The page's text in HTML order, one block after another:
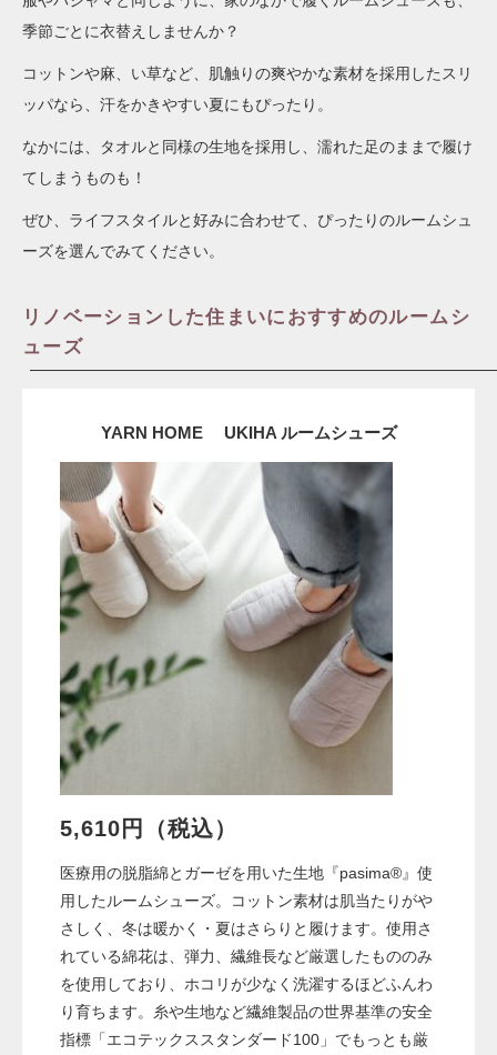
季節ごとに衣替えしませんか？
コットンや麻、い草など、肌触りの爽やかな素材を採用したスリ
ッパなら、汗をかきやすい夏にもぴったり。
なかには、タオルと同様の生地を採用し、濡れた足のままで履け
てしまうものも！
ぜひ、ライフスタイルと好みに合わせて、ぴったりのルームシュ
ーズを選んでみてください。
リノベーションした住まいにおすすめのルームシ
ューズ
YARN HOME UKIHA ルームシューズ
5,610円（税込）
医療用の脱脂綿とガーゼを用いた生地『pasima®』使
用したルームシューズ。コットン素材は肌当たりがや
さしく、冬は暖かく・夏はさらりと履けます。使用さ
れている綿花は、弾力、繊維長など厳選したもののみ
を使用しており、ホコリが少なく洗濯するほどふんわ
り育ちます。糸や生地など繊維製品の世界基準の安全
指標「エコテックススタンダード100」でもっとも厳